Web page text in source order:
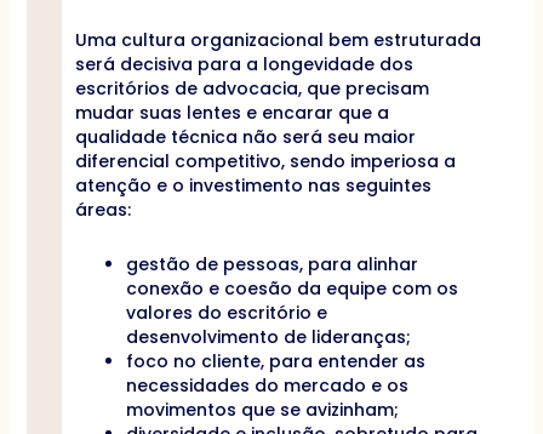
Uma cultura organizacional bem estruturada
será decisiva para a longevidade dos
escritórios de advocacia, que precisam
mudar suas lentes e encarar que a
qualidade técnica não será seu maior
diferencial competitivo, sendo imperiosa a
atenção e o investimento nas seguintes
áreas:
gestão de pessoas, para alinhar
conexão e coesão da equipe com os
valores do escritório e
desenvolvimento de lideranças;
foco no cliente, para entender as
necessidades do mercado e os
movimentos que se avizinham;